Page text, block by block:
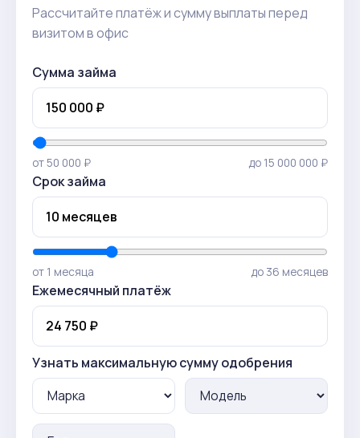
Рассчитайте платёж и сумму выплаты перед
визитом в офис
Сумма займа
от 50 000 ₽ до 15 000 000 ₽
Срок займа
от 1 месяца до 36 месяцев
Ежемесячный платёж
Узнать максимальную сумму одобрения